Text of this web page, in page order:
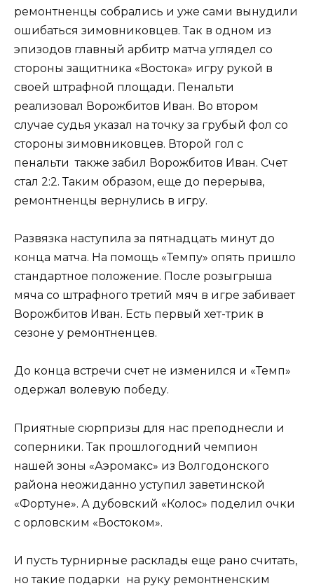
ремонтненцы собрались и уже сами вынудили
ошибаться зимовниковцев. Так в одном из
эпизодов главный арбитр матча углядел со
стороны защитника «Востока» игру рукой в
своей штрафной площади. Пенальти
реализовал Ворожбитов Иван. Во втором
случае судья указал на точку за грубый фол со
стороны зимовниковцев. Второй гол с
пенальти также забил Ворожбитов Иван. Счет
стал 2:2. Таким образом, еще до перерыва,
ремонтненцы вернулись в игру.
Развязка наступила за пятнадцать минут до
конца матча. На помощь «Темпу» опять пришло
стандартное положение. После розыгрыша
мяча со штрафного третий мяч в игре забивает
Ворожбитов Иван. Есть первый хет-трик в
сезоне у ремонтненцев.
До конца встречи счет не изменился и «Темп»
одержал волевую победу.
Приятные сюрпризы для нас преподнесли и
соперники. Так прошлогодний чемпион
нашей зоны «Аэромакс» из Волгодонского
района неожиданно уступил заветинской
«Фортуне». А дубовский «Колос» поделил очки
с орловским «Востоком».
И пусть турнирные расклады еще рано считать,
но такие подарки на руку ремонтненским